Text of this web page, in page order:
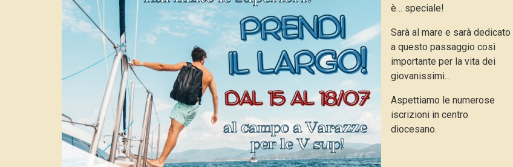
è… speciale!
Sarà al mare e sarà dedicato
a questo passaggio così
importante per la vita dei
giovanissimi…
Aspettiamo le numerose
iscrizioni in centro
diocesano.